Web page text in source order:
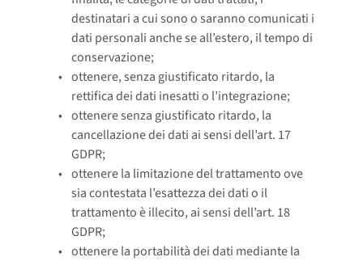
destinatari a cui sono o saranno comunicati i
dati personali anche se all’estero, il tempo di
conservazione;
ottenere, senza giustificato ritardo, la
rettifica dei dati inesatti o l’integrazione;
ottenere senza giustificato ritardo, la
cancellazione dei dati ai sensi dell’art. 17
GDPR;
ottenere la limitazione del trattamento ove
sia contestata l’esattezza dei dati o il
trattamento è illecito, ai sensi dell’art. 18
GDPR;
ottenere la portabilità dei dati mediante la